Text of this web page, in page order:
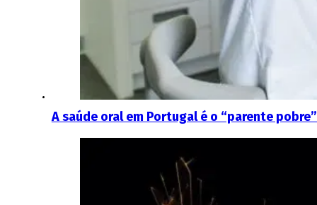
A saúde oral em Portugal é o “parente